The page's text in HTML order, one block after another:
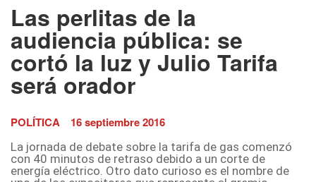
Las perlitas de la
audiencia pública: se
cortó la luz y Julio Tarifa
será orador
POLÍTICA 16 septiembre 2016
La jornada de debate sobre la tarifa de gas comenzó
con 40 minutos de retraso debido a un corte de
energía eléctrico. Otro dato curioso es el nombre de